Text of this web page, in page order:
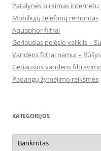
Patalynės pirkimas
Mobiliųjų telefonų remontas
Aquaphor filtrai
Geriausias pelėsio valiklis –
Vandens filtrai namui –
Geriausios vandens
Padangų žymėjimo reikšmės
KATEGORIJOS
Kategorijos